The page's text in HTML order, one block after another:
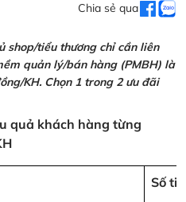
Chia sẻ qua
shop/tiểu thương chỉ cần liên
quản lý/bán hàng (PMBH) là
KH. Chọn 1 trong 2 ưu đãi
quả khách hàng từng
Số